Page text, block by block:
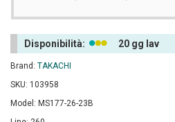
Disponibilità: 20 gg lav
Brand: TAKACHI
SKU: 103958
Model: MS177-26-23B